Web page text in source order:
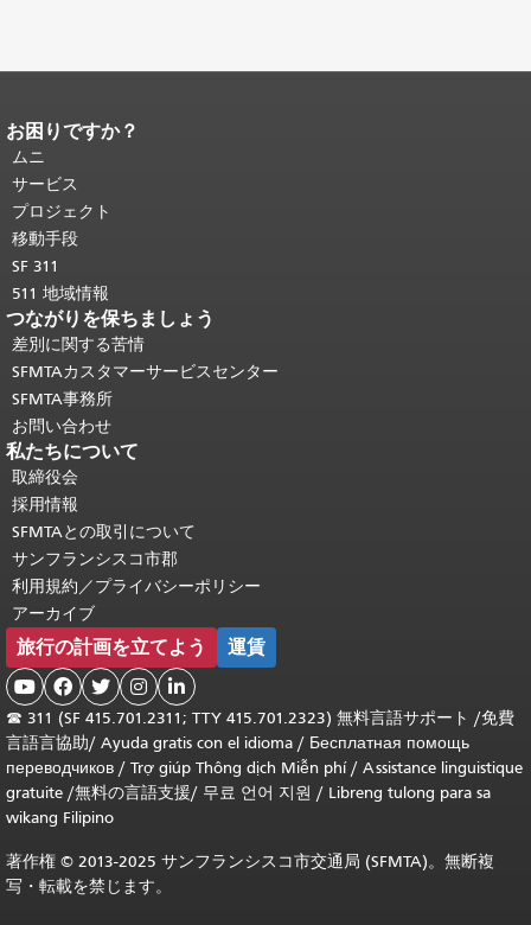
ページコンテンツの終わり。
ジの残りの部分はすべてのページで繰
り返されます。
頭に戻る。
お困りですか？
ムニ
サービス
プロジェクト
移動手段
SF 311
511 地域情報
つながりを保ちましょう
差別に関する苦情
SFMTAカスタマーサービスセンター
SFMTA事務所
お問い合わせ
私たちについて
取締役会
採用情報
SFMTAとの取引について
サンフランシスコ市郡
利用規約／プライバシーポリシー
アーカイブ
旅行の計画を立てよう 運賃
    
☎ 311 (SF 415.701.2311; TTY 415.701.2323) 無料言語サポート /免費
言語言協助/ Ayuda gratis con el idioma / Бесплатная помощь
переводчиков / Trợ giúp Thông dịch Miễn phí/ Assistance linguistique
gratuite /無料の言語支援/ 무료 언어 지원 / Libreng tulong para sa
wikang Filipino
著作権 © 2013-2025 サンフランシスコ市交通局 (SFMTA)。無断複
写・転載を禁じます。